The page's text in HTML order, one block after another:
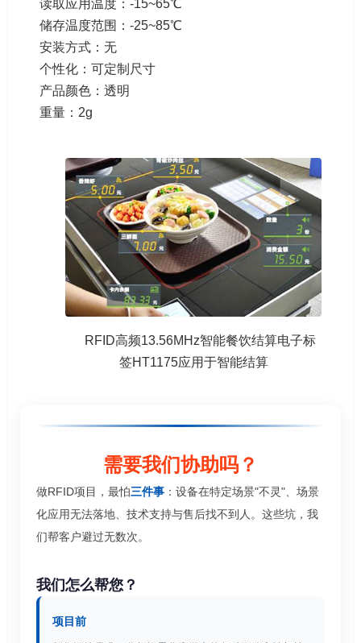
读取应用温度：-15~65℃
储存温度范围：-25~85℃
安装方式：无
个性化：可定制尺寸
产品颜色：透明
重量：2g
RFID高频13.56MHz智能餐饮结算电子标
签HT1175应用于智能结算
需要我们协助吗？
做RFID项目，最怕三件事 ：设备在特定场景"不灵"、场景
化应用无法落地、技术支持与售后找不到人。这些坑，我
们帮客户避过无数次。
我们怎么帮您？
项目前